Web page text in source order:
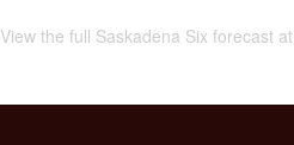
View the full Saskadena Six forecast at